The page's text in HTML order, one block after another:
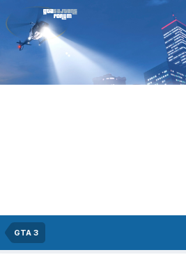
GTA 3